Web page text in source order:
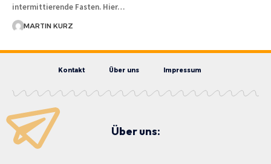
intermittierende Fasten. Hier…
MARTIN KURZ
Kontakt Über uns Impressum
Über uns: